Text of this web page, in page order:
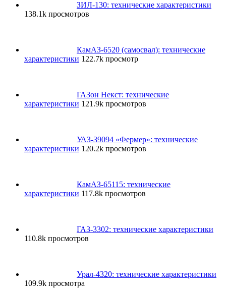
ЗИЛ-130: технические характеристики
138.1k просмотров
КамАЗ-6520 (самосвал): технические
характеристики 122.7k просмотр
ГАЗон Некст: технические
характеристики 121.9k просмотров
УАЗ-39094 «Фермер»: технические
характеристики 120.2k просмотров
КамАЗ-65115: технические
характеристики 117.8k просмотров
ГАЗ-3302: технические характеристики
110.8k просмотров
Урал-4320: технические характеристики
109.9k просмотра